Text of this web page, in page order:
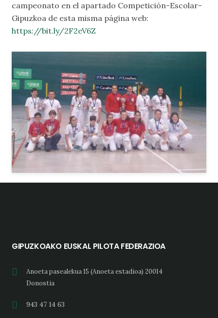
campeonato en el apartado Competición-Escolar-
Gipuzkoa de esta misma página web:
https://bit.ly/2F2eV6Z
GIPUZKOAKO EUSKAL PILOTA FEDERAZIOA
Anoeta pasealekua 15 (Anoeta estadioa) 20014
Donostia
943 47 14 63